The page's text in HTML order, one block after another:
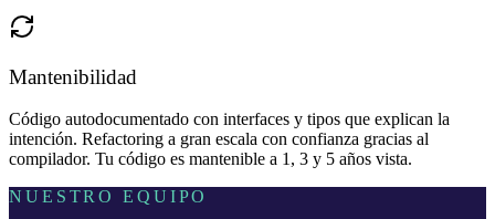
Mantenibilidad
Código autodocumentado con interfaces y tipos que explican la
intención. Refactoring a gran escala con confianza gracias al
compilador. Tu código es mantenible a 1, 3 y 5 años vista.
NUESTRO EQUIPO